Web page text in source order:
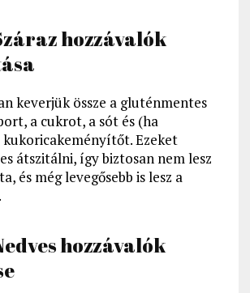
hozzávalók
keverjük össze a gluténmentes
a cukrot, a sót és (ha
kukoricakeményítőt. Ezeket
átszitálni, így biztosan nem lesz
és még levegősebb is lesz a
hozzávalók